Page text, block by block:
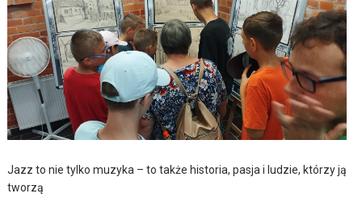
Jazz to nie tylko muzyka – to także historia, pasja i ludzie, którzy ją
tworzą